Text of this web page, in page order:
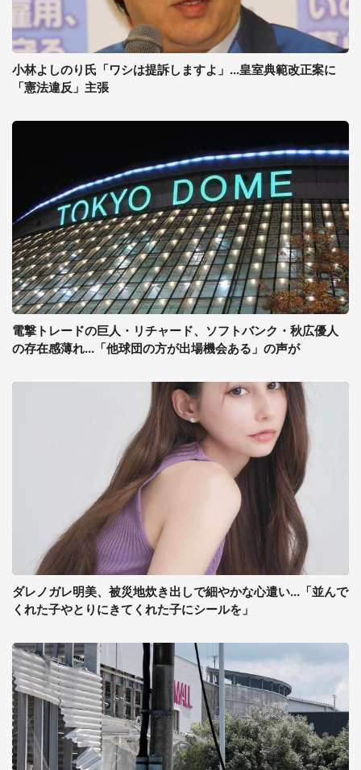
小林よしのり氏「ワシは提訴しますよ」...皇室典範改正案に
「憲法違反」主張
電撃トレードの巨人・リチャード、ソフトバンク・秋広優人
の存在感薄れ...「他球団の方が出場機会ある」の声が
ダレノガレ明美、被災地炊き出しで細やかな心遣い...「並んで
くれた子やとりにきてくれた子にシールを」